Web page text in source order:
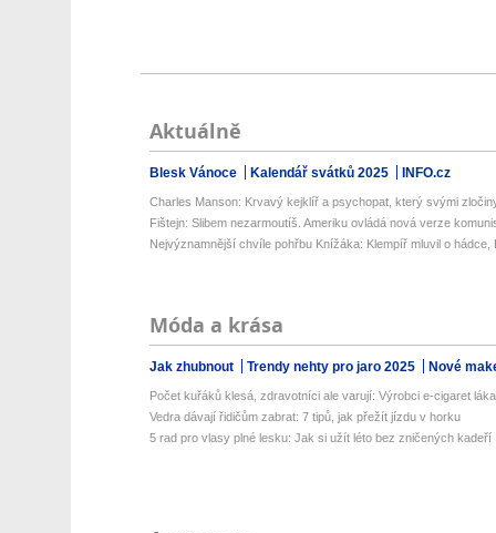
Aktuálně
Blesk Vánoce Kalendář svátků 2025 INFO.cz
Charles Manson: Krvavý kejklíř a psychopat, který svými
Fištejn: Slibem nezarmoutíš. Ameriku ovládá nová verze
Nejvýznamnější chvíle pohřbu Knížáka: Klempíř mluvil o hádce,
Móda a krása
Jak zhubnout Trendy nehty pro jaro 2025 Nové
Počet kuřáků klesá, zdravotníci ale varují: Výrobci e-cigaret
Vedra dávají řidičům zabrat: 7 tipů, jak přežít jízdu v horku
5 rad pro vlasy plné lesku: Jak si užít léto bez zničených kadeří